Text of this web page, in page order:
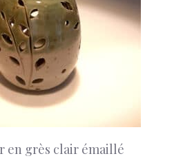
en grès clair émaillé